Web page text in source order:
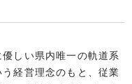
しい県内唯一の軌道系
経営理念のもと、従業